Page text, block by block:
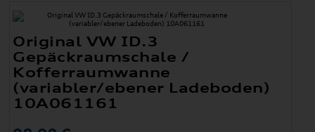
Original VW ID.3
Gepäckraumschale /
Kofferraumwanne
(variabler/ebener Ladeboden)
10A061161